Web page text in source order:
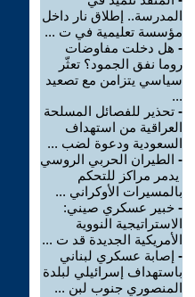
المدرسة.. إطلاق نار داخل
مؤسسة تعليمية في ت ...
- هل دخلت مفاوضات
روما نفق الجمود؟ تعثّر
سياسي يتزامن مع تصعيد
...
- تحذير للفصائل المسلحة
العراقية من استهداف
السعودية ودعوة لضب ...
- الطيران الحربي الروسي
يدمر مراكز للتحكم
بالمسيرات الأوكراني ...
- خبير عسكري صيني:
الاستراتيجية النووية
الأمريكية الجديدة قد ت ...
- إصابة عسكري لبناني
باستهداف إسرائيلي لبلدة
المنصوري جنوب لبن ...